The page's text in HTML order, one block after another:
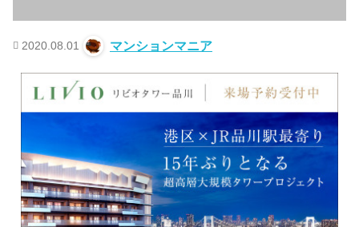
2020.08.01 マンションマニア